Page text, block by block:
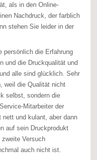
als in den Online-
Nachdruck, der farblich
stehen Sie leider in der
persönlich die Erfahrung
und die Druckqualität und
alle sind glücklich. Sehr
weil die Qualität nicht
selbst, sondern die
Mitarbeiter der
nett und kulant, aber dann
auf sein Druckprodukt
Versuch
auch nicht ist.